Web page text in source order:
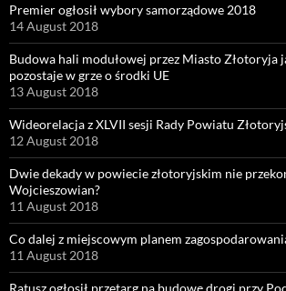
Premier ogłosił wybory samorządowe 2018
14 August 2018
Budowa hali modułowej przez Miasto Złotoryja
pozostaje w grze o środki UE
13 August 2018
Wideorelacja z XLVII sesji Rady Powiatu
12 August 2018
Dwie dekady w powiecie złotoryjskim nie
Wojcieszowian?
11 August 2018
Co dalej z miejscowym planem
11 August 2018
Ratusz ogłosił przetarg na budowę drogi przy